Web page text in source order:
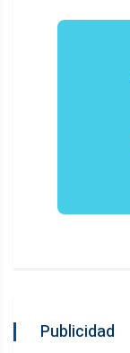
Publicidad